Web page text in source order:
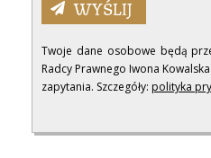
Twoje dane osobowe będą
Radcy Prawnego Iwona
zapytania. Szczegóły: polityka